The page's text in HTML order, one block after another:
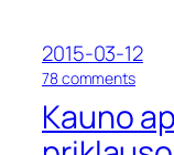
m
y
b
ė
s
2015-03-12
78 commentso
K
a
Kauno